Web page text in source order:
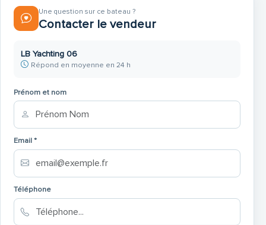
Une question sur ce bateau ?
Contacter le vendeur
LB Yachting 06
Répond en moyenne en 24 h
Prénom et nom
Email *
Téléphone